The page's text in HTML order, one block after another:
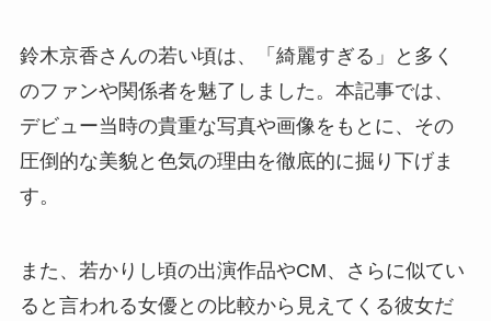
鈴木京香さんの若い頃は、「綺麗すぎる」と多く
のファンや関係者を魅了しました。本記事では、
デビュー当時の貴重な写真や画像をもとに、その
圧倒的な美貌と色気の理由を徹底的に掘り下げま
す。
また、若かりし頃の出演作品やCM、さらに似てい
ると言われる女優との比較から見えてくる彼女だ